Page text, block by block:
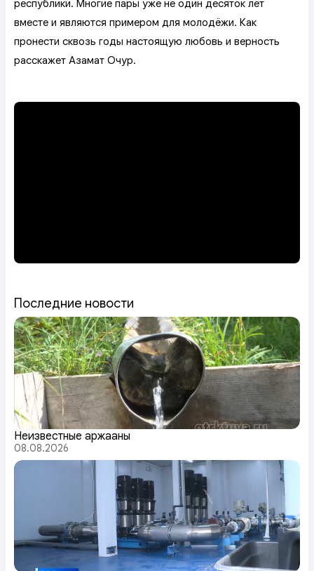
республики. Многие пары уже не один десяток лет
вместе и являются примером для молодёжи. Как
пронести сквозь годы настоящую любовь и верность
расскажет Азамат Очур.
Последние новости
Неизвестные аржааны
08.08.2026